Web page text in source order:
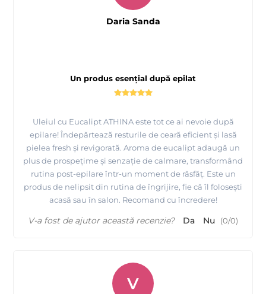
Un produs esențial după epilat
Uleiul cu Eucalipt ATHINA este tot ce ai nevoie după
epilare! Îndepărtează resturile de ceară eficient și lasă
pielea fresh și revigorată. Aroma de eucalipt adaugă un
plus de prospețime și senzație de calmare, transformând
rutina post-epilare într-un moment de răsfăț. Este un
produs de nelipsit din rutina de îngrijire, fie că îl folosești
acasă sau în salon. Recomand cu încredere!
Daria Sanda
V-a fost de ajutor această recenzie? Da Nu (0/0)
V